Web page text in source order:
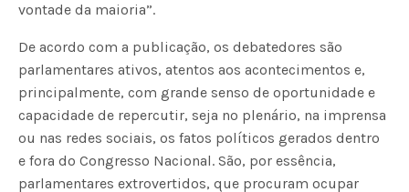
vontade da maioria”.
De acordo com a publicação, os debatedores são
parlamentares ativos, atentos aos acontecimentos e,
principalmente, com grande senso de oportunidade e
capacidade de repercutir, seja no plenário, na imprensa
ou nas redes sociais, os fatos políticos gerados dentro
e fora do Congresso Nacional. São, por essência,
parlamentares extrovertidos, que procuram ocupar